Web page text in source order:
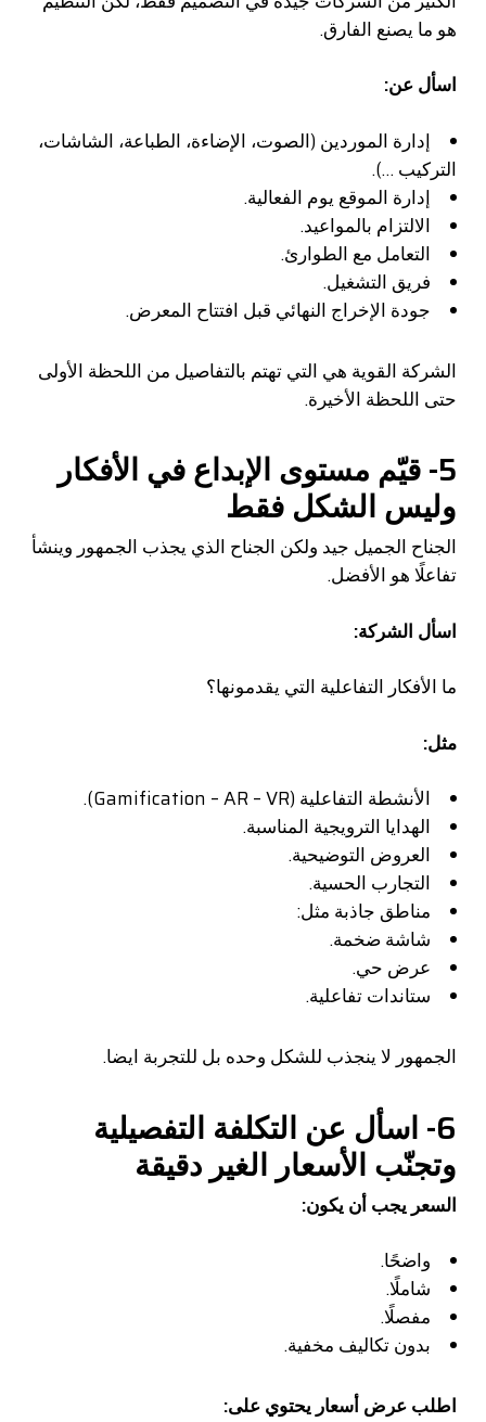
هو ما يصنع الفارق.
اسأل عن:
إدارة الموردين (الصوت، الإضاءة، الطباعة، الشاشات،
التركيب …).
إدارة الموقع يوم الفعالية.
الالتزام بالمواعيد.
التعامل مع الطوارئ.
فريق التشغيل.
جودة الإخراج النهائي قبل افتتاح المعرض.
الشركة القوية هي التي تهتم بالتفاصيل من اللحظة الأولى
حتى اللحظة الأخيرة.
5- قيّم مستوى الإبداع في الأفكار
وليس الشكل فقط
الجناح الجميل جيد ولكن الجناح الذي يجذب الجمهور وينشأ
تفاعلًا هو الأفضل.
اسأل الشركة:
ما الأفكار التفاعلية التي يقدمونها؟
مثل:
الأنشطة التفاعلية (Gamification – AR – VR).
الهدايا الترويجية المناسبة.
العروض التوضيحية.
التجارب الحسية.
مناطق جاذبة مثل:
شاشة ضخمة.
عرض حي.
ستاندات تفاعلية.
الجمهور لا ينجذب للشكل وحده بل للتجربة ايضا.
6- اسأل عن التكلفة التفصيلية
وتجنّب الأسعار الغير دقيقة
السعر يجب أن يكون:
واضحًا.
شاملًا.
مفصلًا.
بدون تكاليف مخفية.
اطلب عرض أسعار يحتوي على: